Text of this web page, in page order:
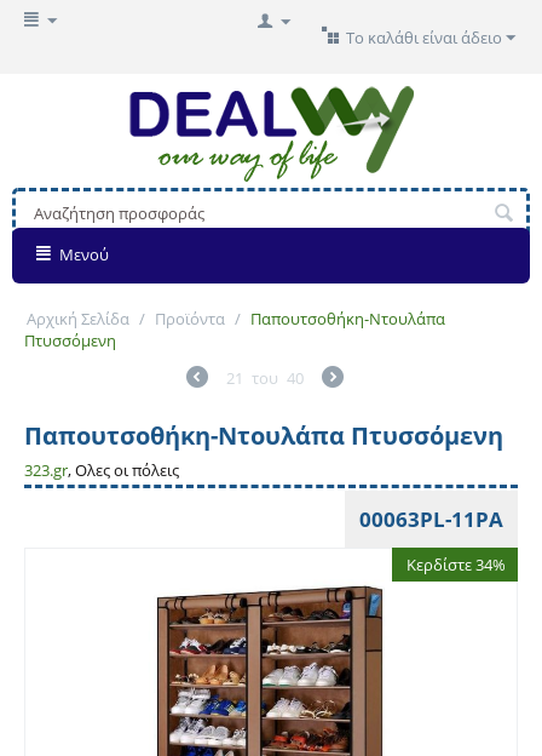
Το καλάθι είναι άδειο
Μενού
Αρχική Σελίδα / Προϊόντα / Παπουτσοθήκη-Ντουλάπα
Πτυσσόμενη
21 του 40
Παπουτσοθήκη-Ντουλάπα Πτυσσόμενη
323.gr, Ολες οι πόλεις
00063PL-11PA
Κερδίστε 34%